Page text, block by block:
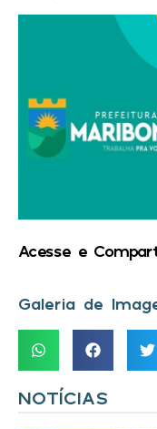
Acesse e
Galeria de
NOTÍCIAS